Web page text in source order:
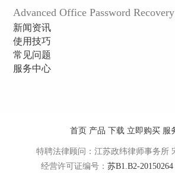
更加精确而有效。如果需要了解更
面的内容请点击
Word密码破解工
哪些信息？
Advanced Office Password Recovery
新闻资讯
使用技巧
常见问题
服务中心
首页 产品 下载 立即购买 服
特聘法律顾问：江苏政纬律师事务所
经营许可证编号： 苏B1.B2-20150264